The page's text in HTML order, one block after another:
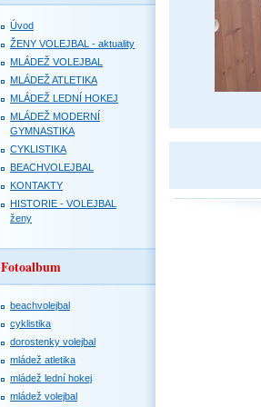
Úvod
ŽENY VOLEJBAL - aktuality
MLÁDEŽ VOLEJBAL
MLÁDEŽ ATLETIKA
MLÁDEŽ LEDNÍ HOKEJ
MLÁDEŽ MODERNÍ
GYMNASTIKA
CYKLISTIKA
BEACHVOLEJBAL
KONTAKTY
HISTORIE - VOLEJBAL
ženy
Fotoalbum
beachvolejbal
cyklistika
dorostenky volejbal
mládež atletika
mládež lední hokej
mládež volejbal